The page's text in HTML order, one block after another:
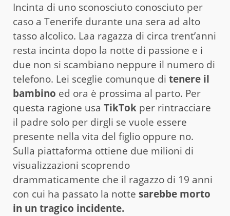
Incinta di uno sconosciuto conosciuto per
caso a Tenerife durante una sera ad alto
tasso alcolico. Laa ragazza di circa trent’anni
resta incinta dopo la notte di passione e i
due non si scambiano neppure il numero di
telefono. Lei sceglie comunque di tenere il
bambino ed ora è prossima al parto. Per
questa ragione usa TikTok per rintracciare
il padre solo per dirgli se vuole essere
presente nella vita del figlio oppure no.
Sulla piattaforma ottiene due milioni di
visualizzazioni scoprendo
drammaticamente che il ragazzo di 19 anni
con cui ha passato la notte sarebbe morto
in un tragico incidente.